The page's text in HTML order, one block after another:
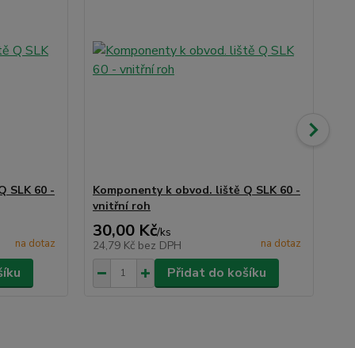
SLK 60 -
na dotaz
Komponenty k obvod. liště Q SLK 60 -
vnitřní roh
30,00 Kč/ks
24,79 Kč bez DPH na dotaz
Přidat do košíku